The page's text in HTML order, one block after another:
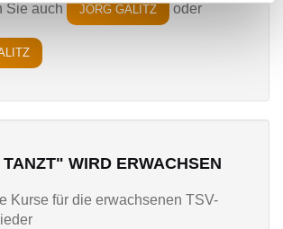
Sie auch JÖRG GALITZ oder
WIRD ERWACHSEN
Kurse für die erwachsenen TSV-